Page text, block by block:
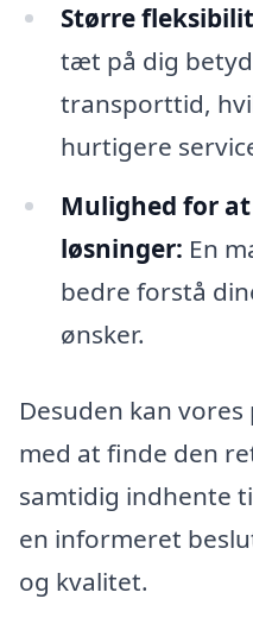
Større
tæt på dig
transporttid,
hurtigere
Mulighed for
løsninger: En
bedre forstå
ønsker.
Desuden kan
med at finde den
samtidig indhente
en informeret
og kvalitet.